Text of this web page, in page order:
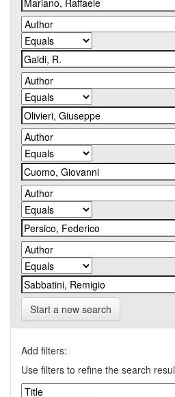
Start a new search
Add filters:
Use filters to refine the search